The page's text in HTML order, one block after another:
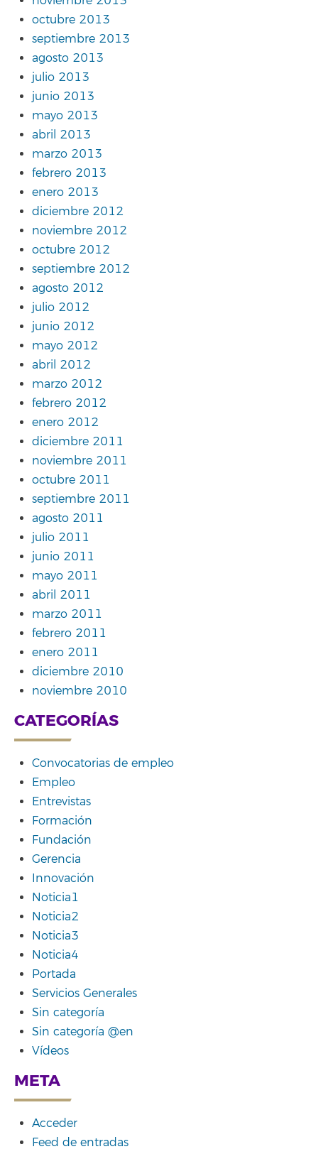
octubre 2013
septiembre 2013
agosto 2013
julio 2013
junio 2013
mayo 2013
abril 2013
marzo 2013
febrero 2013
enero 2013
diciembre 2012
noviembre 2012
octubre 2012
septiembre 2012
agosto 2012
julio 2012
junio 2012
mayo 2012
abril 2012
marzo 2012
febrero 2012
enero 2012
diciembre 2011
noviembre 2011
octubre 2011
septiembre 2011
agosto 2011
julio 2011
junio 2011
mayo 2011
abril 2011
marzo 2011
febrero 2011
enero 2011
diciembre 2010
noviembre 2010
CATEGORÍAS
Convocatorias de empleo
Empleo
Entrevistas
Formación
Fundación
Gerencia
Innovación
Noticia1
Noticia2
Noticia3
Noticia4
Portada
Servicios Generales
Sin categoría
Sin categoría @en
Vídeos
META
Acceder
Feed de entradas